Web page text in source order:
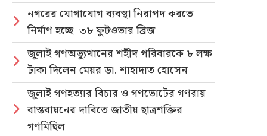
নগরের যোগাযোগ ব্যবস্থা নিরাপদ করতে
নির্মাণ হচ্ছে ৩৮ ফুটওভার ব্রিজ
জুলাই গণঅভ্যুত্থানের শহীদ পরিবারকে ৮ লক্ষ
টাকা দিলেন মেয়র ডা. শাহাদাত হোসেন
জুলাই গণহত্যার বিচার ও গণভোটের গণরায়
বাস্তবায়নের দাবিতে জাতীয় ছাত্রশক্তির
গণমিছিল